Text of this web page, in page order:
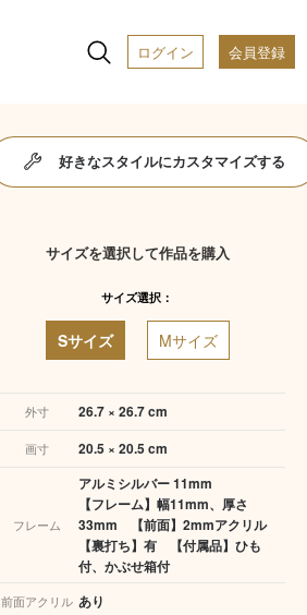
ログイン 会員登録
好きなスタイルにカスタマイズする
サイズを選択して作品を購入
サイズ選択：
Sサイズ Mサイズ
外寸 26.7 × 26.7 cm
画寸 20.5 × 20.5 cm
フレーム
アルミシルバー 11mm
【フレーム】幅11mm、厚さ
33mm 【前面】2mmアクリル
【裏打ち】有 【付属品】ひも
付、かぶせ箱付
前面アクリル あり